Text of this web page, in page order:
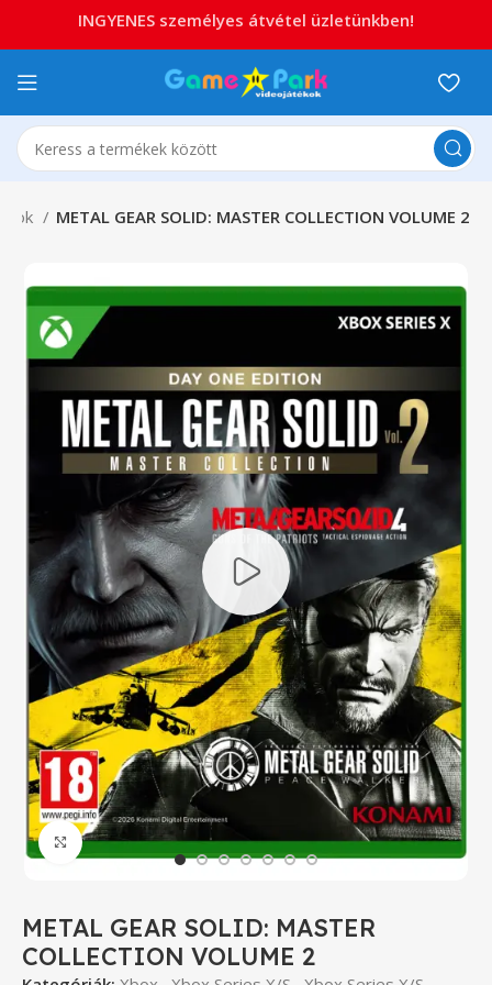
METAL GEAR SOLID: MASTER COLLECTION VOLUME 2
Click to enlarge
METAL GEAR SOLID: MASTER
COLLECTION VOLUME 2
INGYENES személyes átvétel üzletünkben!